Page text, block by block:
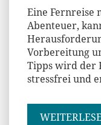
Eine Fernreise
Abenteuer,
Vorbereitung
Tipps wird der
stressfrei und